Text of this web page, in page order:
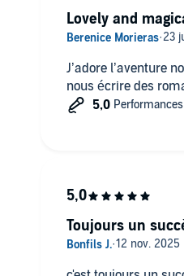
J’adore l’aventure
nous écrire des
Lovely and
Toujours un